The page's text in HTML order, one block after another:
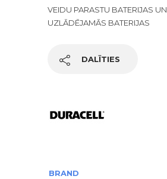
VEIDU PARASTU BATERIJAS UN
UZLĀDĒJAMĀS BATERIJAS
DALĪTIES
BRAND